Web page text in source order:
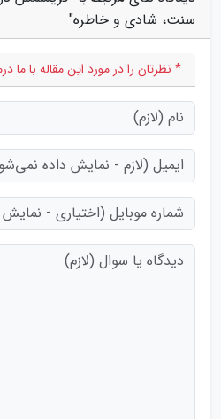
سنت، شادی و خاطره"
* نظرتان را در مورد این مقاله با ما